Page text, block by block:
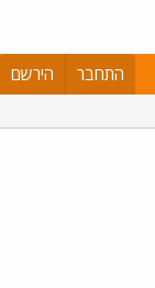
התחבר הירשם